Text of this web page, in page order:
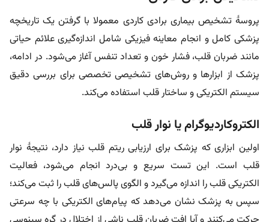
پروسۀ تشخیص بیماری برادی کاردی معمولا با گرفتن یک تاریخچه
پزشکی کامل و انجام معاینه فیزیکی شامل اندازه‌گیری علائم حیاتی
مانند ضربان قلب، فشار خون و تعداد تنفس آغاز می‌شود. در ادامه،
پزشک از ابزارها و روش‌های تشخیصی تخصصی برای بررسی دقیق‌
سیستم الکتریکی و ساختار قلب استفاده می‌کند.
الکتروکاردیوگرام یا نوار قلب
اولین ابزاری که پزشک برای ارزیابی ریتم قلب نیاز دارد، نتیجۀ نوار
قلب است. این تست سریع و بی‌درد انجام می‌شود، فعالیت
الکتریکی قلب را اندازه می‌گیرد و الگوی پالس‌های قلب را ثبت می‌کند؛
سپس به پزشک نشان می‌دهد که پیام‌های الکتریکی با چه سرعتی